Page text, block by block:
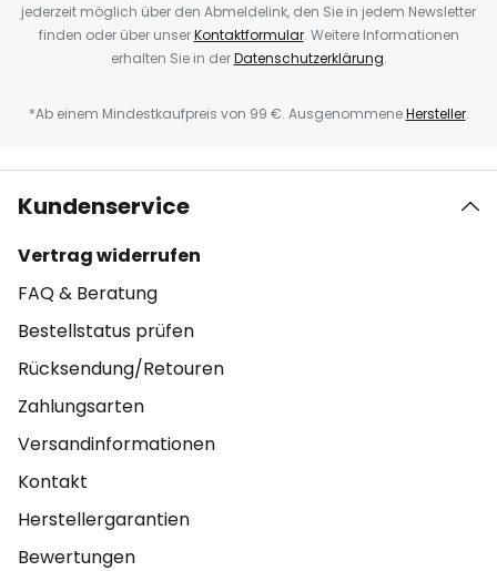
jederzeit möglich über den Abmeldelink, den Sie in jedem Newsletter
finden oder über unserKontaktformular. Weitere Informationen
erhalten Sie in derDatenschutzerklärung.
*Ab einem Mindestkaufpreis von 99 €. AusgenommeneHersteller.
Kundenservice
Vertrag widerrufen
FAQ & Beratung
Bestellstatus prüfen
Rücksendung/Retouren
Zahlungsarten
Versandinformationen
Kontakt
Herstellergarantien
Bewertungen